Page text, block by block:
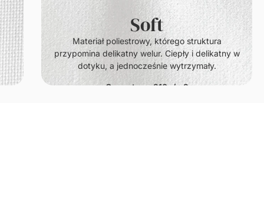
Soft
Materiał poliestrowy, którego struktura
przypomina delikatny welur. Ciepły i delikatny w
dotyku, a jednocześnie wytrzymały.
Gramatura: 210g/m2